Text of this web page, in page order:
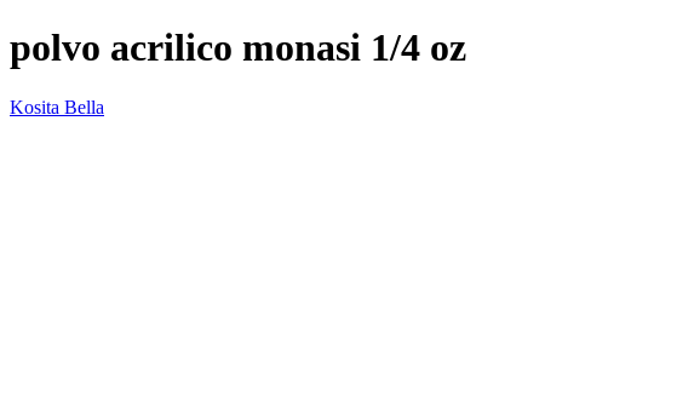
polvo acrilico monasi 1/4 oz
Kosita Bella